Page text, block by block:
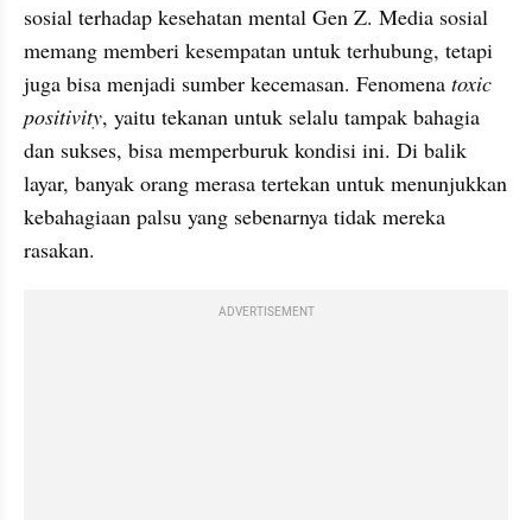
sosial terhadap kesehatan mental Gen Z. Media sosial
memang memberi kesempatan untuk terhubung, tetapi
juga bisa menjadi sumber kecemasan. Fenomena toxic
positivity, yaitu tekanan untuk selalu tampak bahagia
dan sukses, bisa memperburuk kondisi ini. Di balik
layar, banyak orang merasa tertekan untuk menunjukkan
kebahagiaan palsu yang sebenarnya tidak mereka
rasakan.
ADVERTISEMENT